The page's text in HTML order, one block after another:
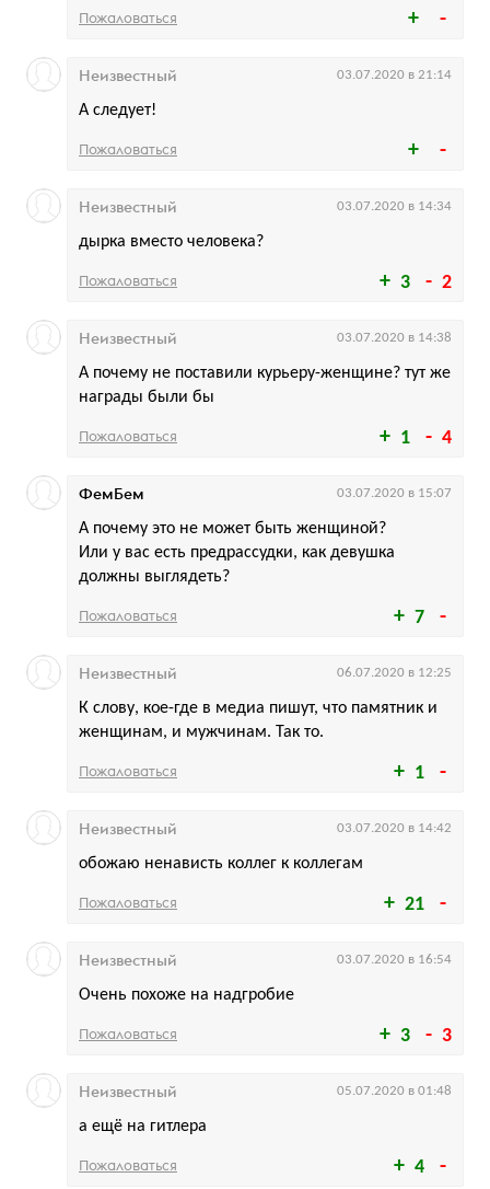
Пожаловаться
А следует!
Неизвестный 03.07.2020 в 21:14
Пожаловаться
3 2
дырка вместо человека?
Неизвестный 03.07.2020 в 14:34
Пожаловаться
1 4
А почему не поставили курьеру-женщине? тут же
награды были бы
Неизвестный 03.07.2020 в 14:38
Пожаловаться
7
А почему это не может быть женщиной?
Или у вас есть предрассудки, как девушка
должны выглядеть?
ФемБем 03.07.2020 в 15:07
Пожаловаться
1
К слову, кое-где в медиа пишут, что памятник и
женщинам, и мужчинам. Так то.
Неизвестный 06.07.2020 в 12:25
Пожаловаться
21
обожаю ненависть коллег к коллегам
Неизвестный 03.07.2020 в 14:42
Пожаловаться
3 3
Очень похоже на надгробие
Неизвестный 03.07.2020 в 16:54
Пожаловаться
4
а ещё на гитлера
Неизвестный 05.07.2020 в 01:48
Пожаловаться